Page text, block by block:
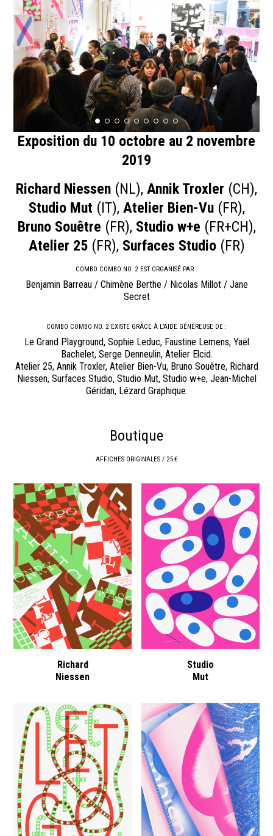
Exposition du 10 octobre au 2 novembre
2019
Richard Niessen (NL), Annik Troxler (CH),
Studio Mut (IT), Atelier Bien-Vu(FR),
Bruno Souêtre (FR), Studio w+e (FR+CH),
Atelier 25(FR), Surfaces Studio(FR)
COMBO COMBO NO. 2 EST ORGANISÉ PAR :
Benjamin Barreau / Chimène Berthe / Nicolas Millot / Jane
Secret
COMBO COMBO NO. 2 EXISTE GRÂCE À L’AIDE GÉNÉREUSE DE :
Le Grand Playground, Sophie Leduc, Faustine Lemens, Yaël
Bachelet, Serge Denneulin, Atelier Elcid.
Atelier 25, Annik Troxler, Atelier Bien-Vu, Bruno Souêtre, Richard
Niessen, Surfaces Studio, Studio Mut, Studio w+e, Jean-Michel
Géridan, Lézard Graphique.
Boutique
AFFICHES ORIGINALES / 25 €
Richard
Niessen
Studio
Mut